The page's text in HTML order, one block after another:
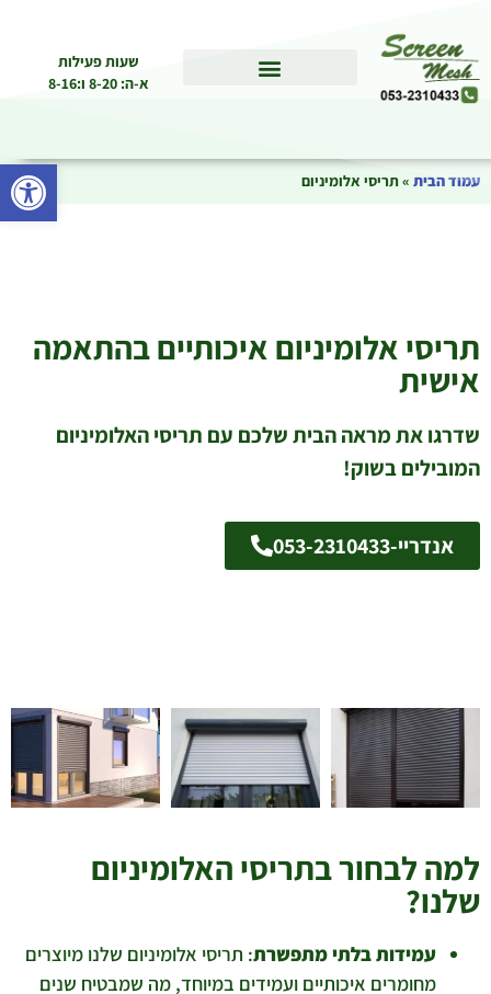
פתח
שעות פעילות
א-ה: 8-20 ו:8-16
עמוד הבית »תריסי אלומיניום
תריסי אלומיניום איכותיים בהתאמה
אישית
שדרגו את מראה הבית שלכם עם תריסי האלומיניום
המובילים בשוק!
אנדריי-053-2310433
למה לבחור בתריסי האלומיניום
שלנו?
עמידות בלתי מתפשרת: תריסי אלומיניום שלנו מיוצרים
מחומרים איכותיים ועמידים במיוחד, מה שמבטיח שנים